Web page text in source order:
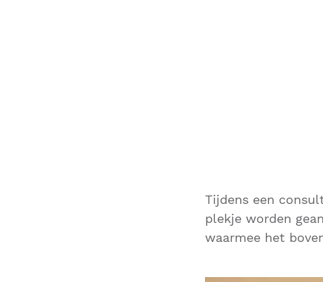
Tijdens een
plekje worden
waarmee het